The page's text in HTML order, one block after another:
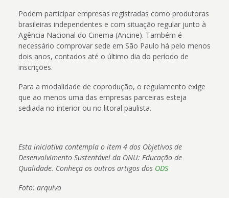
Podem participar empresas registradas como produtoras
brasileiras independentes e com situação regular junto à
Agência Nacional do Cinema (Ancine). Também é
necessário comprovar sede em São Paulo há pelo menos
dois anos, contados até o último dia do período de
inscrições.
Para a modalidade de coprodução, o regulamento exige
que ao menos uma das empresas parceiras esteja
sediada no interior ou no litoral paulista.
Esta iniciativa contempla o item 4 dos Objetivos de
Desenvolvimento Sustentável da ONU: Educação de
Qualidade. Conheça os outros artigos dos ODS
Foto: arquivo